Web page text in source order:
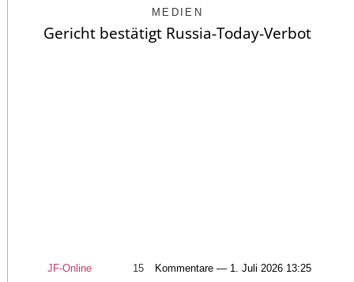
MEDIEN
Gericht bestätigt Russia-Today-Verbot
JF-Online 15 Kommentare — 1. Juli 2026 13:25